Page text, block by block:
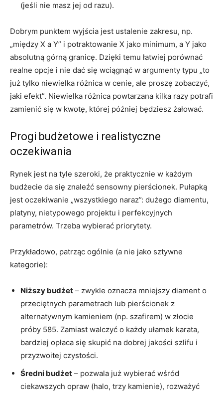
(jeśli nie masz jej od razu).
Dobrym punktem wyjścia jest ustalenie zakresu, np.
„między X a Y” i potraktowanie X jako minimum, a Y jako
absolutną górną granicę. Dzięki temu łatwiej porównać
realne opcje i nie dać się wciągnąć w argumenty typu „to
już tylko niewielka różnica w cenie, ale proszę zobaczyć,
jaki efekt”. Niewielka różnica powtarzana kilka razy potrafi
zamienić się w kwotę, której później będziesz żałować.
Progi budżetowe i realistyczne
oczekiwania
Rynek jest na tyle szeroki, że praktycznie w każdym
budżecie da się znaleźć sensowny pierścionek. Pułapką
jest oczekiwanie „wszystkiego naraz”: dużego diamentu,
platyny, nietypowego projektu i perfekcyjnych
parametrów. Trzeba wybierać priorytety.
Przykładowo, patrząc ogólnie (a nie jako sztywne
kategorie):
Niższy budżet – zwykle oznacza mniejszy diament o
przeciętnych parametrach lub pierścionek z
alternatywnym kamieniem (np. szafirem) w złocie
próby 585. Zamiast walczyć o każdy ułamek karata,
bardziej opłaca się skupić na dobrej jakości szlifu i
przyzwoitej czystości.
Średni budżet – pozwala już wybierać wśród
ciekawszych opraw (halo, trzy kamienie), rozważyć